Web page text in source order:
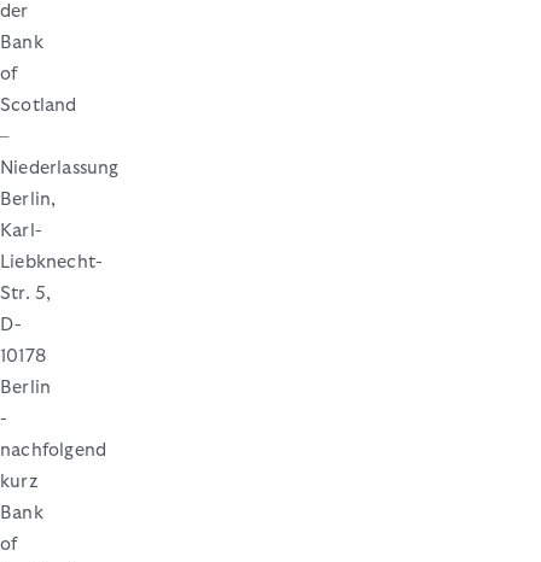
der
Bank
of
Scotland
–
Niederlassung
Berlin,
Karl-
Liebknecht-
Str. 5,
D-
10178
Berlin
-
nachfolgend
kurz
Bank
of